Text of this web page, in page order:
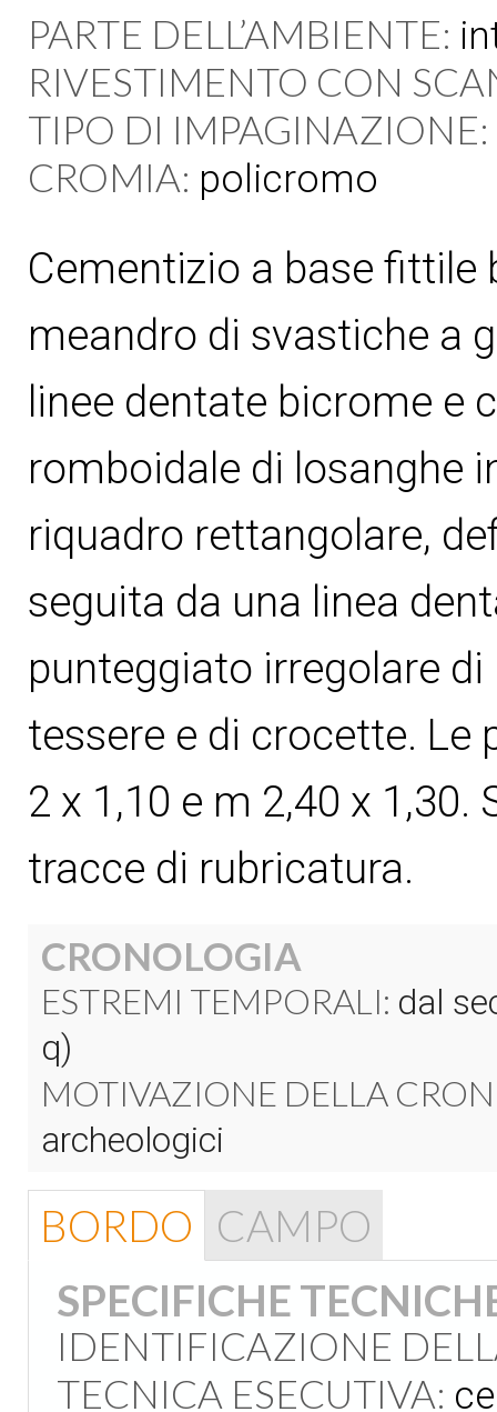
PARTE DELL’AMBIENTE:
RIVESTIMENTO CON
TIPO DI IMPAGINAZIONE:
CROMIA: policromo
Cementizio a base
meandro di svastiche a
linee dentate bicrome e
romboidale di losanghe
riquadro rettangolare,
seguita da una linea
punteggiato irregolare
tessere e di crocette.
2 x 1,10 e m 2,40 x
tracce di rubricatura.
CRONOLOGIA
ESTREMI TEMPORALI: dal
q)
MOTIVAZIONE DELLA
archeologici
BORDO CAMPO
SPECIFICHE
IDENTIFICAZIONE
TECNICA ESECUTIVA: